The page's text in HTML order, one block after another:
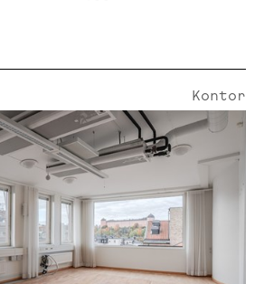
45 | 514 Kvm
Kontor